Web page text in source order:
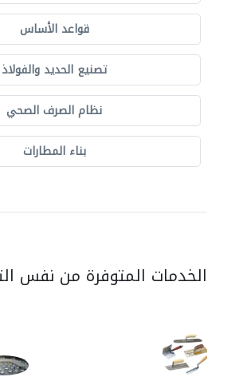
قواعد الأساس
تصنيع الحديد والفولاذ
نظام الصرف الصحي
بناء المطارات
الخدمات المتوفرة من نفس